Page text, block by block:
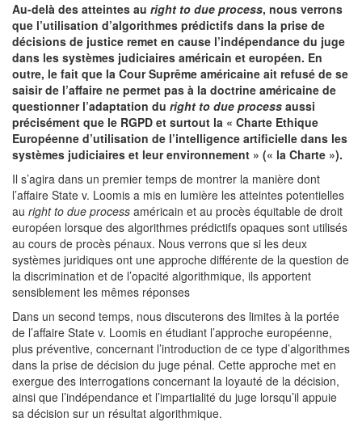
Au-delà des atteintes au right to due process, nous verrons
que l’utilisation d’algorithmes prédictifs dans la prise de
décisions de justice remet en cause l’indépendance du juge
dans les systèmes judiciaires américain et européen. En
outre, le fait que la Cour Suprême américaine ait refusé de se
saisir de l’affaire ne permet pas à la doctrine américaine de
questionner l’adaptation du right to due process aussi
précisément que le RGPD et surtout la « Charte Ethique
Européenne d’utilisation de l’intelligence artificielle dans les
systèmes judiciaires et leur environnement » (« la Charte »).
Il s’agira dans un premier temps de montrer la manière dont
l’affaire State v. Loomis a mis en lumière les atteintes potentielles
au right to due process américain et au procès équitable de droit
européen lorsque des algorithmes prédictifs opaques sont utilisés
au cours de procès pénaux. Nous verrons que si les deux
systèmes juridiques ont une approche différente de la question de
la discrimination et de l’opacité algorithmique, ils apportent
sensiblement les mêmes réponses
Dans un second temps, nous discuterons des limites à la portée
de l’affaire State v. Loomis en étudiant l’approche européenne,
plus préventive, concernant l’introduction de ce type d’algorithmes
dans la prise de décision du juge pénal. Cette approche met en
exergue des interrogations concernant la loyauté de la décision,
ainsi que l’indépendance et l’impartialité du juge lorsqu’il appuie
sa décision sur un résultat algorithmique.